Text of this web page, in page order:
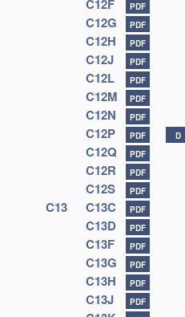
C12F PDF
C12G PDF
C12H PDF
C12J PDF
C12L PDF
C12M PDF
C12N PDF
C12P PDF D
C12Q PDF
C12R PDF
C12S PDF
C13 C13C PDF
C13D PDF
C13F PDF
C13G PDF
C13H PDF
C13J PDF